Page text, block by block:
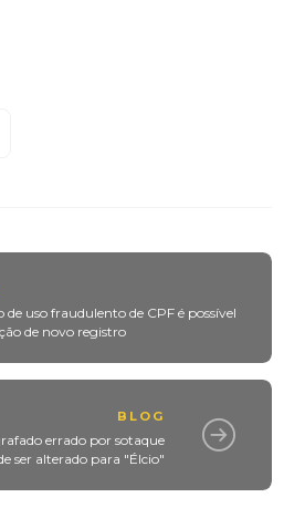
de uso fraudulento de CPF é possível
de novo registro
BLOG
errado por sotaque
ser alterado para "Élcio"